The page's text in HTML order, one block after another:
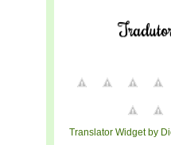
Translator Widget by